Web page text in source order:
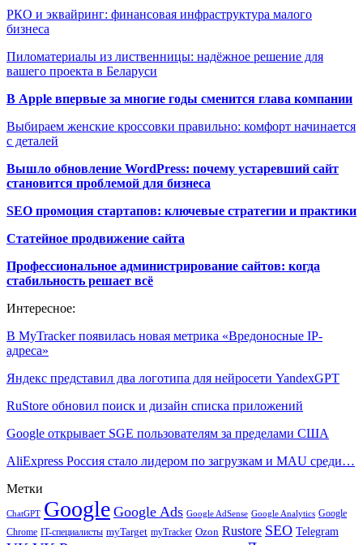
РКО и эквайринг: финансовая инфраструктура малого
бизнеса
Пиломатериалы из лиственницы: надёжное решение для
вашего проекта в Беларуси
В Apple впервые за многие годы сменится глава компании
Выбираем женские кроссовки правильно: комфорт начинается
с деталей
Вышло обновление WordPress: почему устаревший сайт
становится проблемой для бизнеса
SEO промоция стартапов: ключевые стратегии и практики
Статейное продвижение сайта
Профессиональное администрирование сайтов: когда
стабильность решает всё
Интересное:
В MyTracker появилась новая метрика «Вредоносные IP-
адреса»
Яндекс представил два логотипа для нейросети YandexGPT
RuStore обновил поиск и дизайн списка приложений
Google открывает SGE пользователям за пределами США
AliExpress Россия стало лидером по загрузкам и MAU среди…
Метки
ChatGPT Google Google Ads Google AdSense Google Analytics Google
Chrome IT-специалисты myTarget myTracker Ozon Rustore SEO Telegram